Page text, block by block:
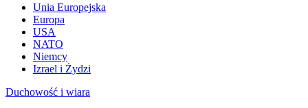
Unia Europejska
Europa
USA
NATO
Niemcy
Izrael i Żydzi
Duchowość i wiara